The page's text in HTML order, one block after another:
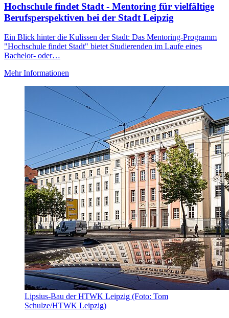
Hochschule findet Stadt - Mentoring für vielfältige
Berufsperspektiven bei der Stadt Leipzig
Ein Blick hinter die Kulissen der Stadt: Das Mentoring-Programm
"Hochschule findet Stadt" bietet Studierenden im Laufe eines
Bachelor- oder…
Mehr Informationen
Lipsius-Bau der HTWK Leipzig (Foto: Tom
Schulze/HTWK Leipzig)